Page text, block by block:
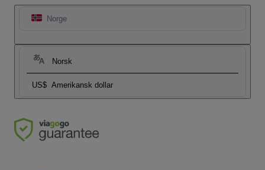
Norge
Norsk
US$ Amerikansk dollar